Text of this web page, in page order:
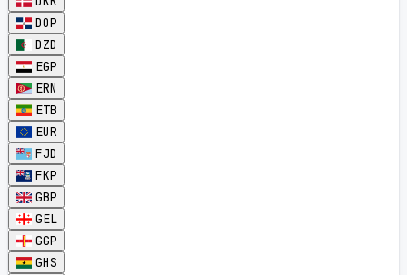
DOP
DZD
EGP
ERN
ETB
EUR
FJD
FKP
GBP
GEL
GGP
GHS